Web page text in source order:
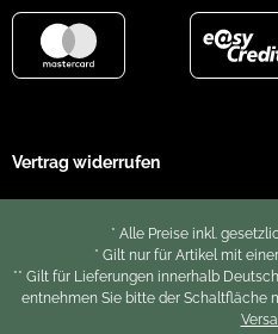
Vertrag widerrufen
* Alle Preise inkl.
* Gilt nur für Artikel mit
** Gilt für Lieferungen innerhalb
entnehmen Sie bitte der Schaltfläche